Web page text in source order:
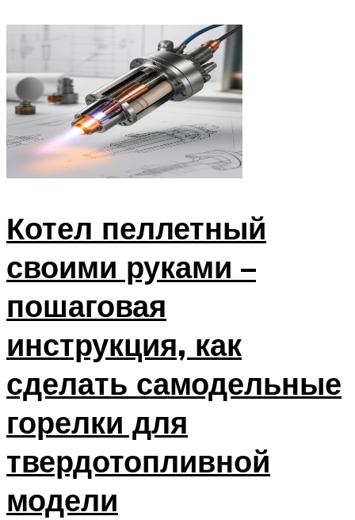
Котел пеллетный
своими руками –
пошаговая
инструкция, как
сделать самодельные
горелки для
твердотопливной
модели